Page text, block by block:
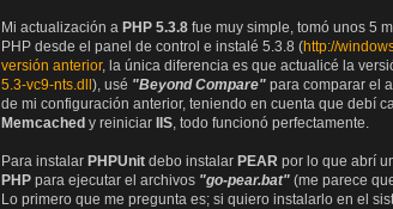
Mi actualización a PHP 5.3.8 fue muy simple, tomó unos 5
PHP desde el panel de control e instalé 5.3.8 (http://
versión anterior, la única diferencia es que actualicé la
5.3-vc9-nts.dll ), usé "Beyond Compare" para comparar el
de mi configuración anterior, teniendo en cuenta que debí
Memcached y reiniciar IIS , todo funcionó perfectamente.
Para instalar PHPUnit debo instalar PEAR por lo que abrí
PHP para ejecutar el archivos "go-pear.bat" (me parece
Lo primero que me pregunta es; si quiero instalarlo en el